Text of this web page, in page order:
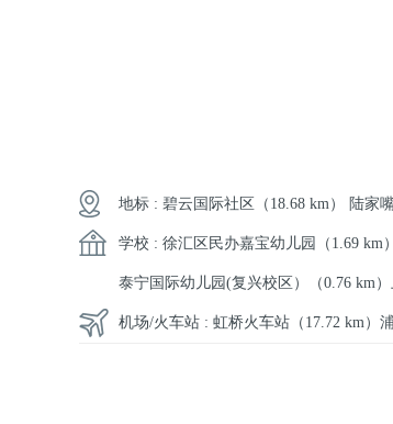
地标 : 碧云国际社区 （18.68 km） 陆家
学校 : 徐汇区民办嘉宝幼儿园 （1.69 km）
泰宁国际幼儿园(复兴校区） （0.76 km）
机场/火车站 : 虹桥火车站 （17.72 km）